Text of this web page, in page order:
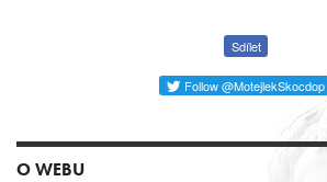
Sdílet
Follow @MotejlekSkocdop
O WEBU